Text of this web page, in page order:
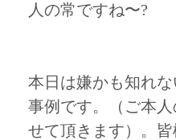
人の常ですね〜?
本日は嫌かも知れ
事例です。（ご本
せて頂きます）。